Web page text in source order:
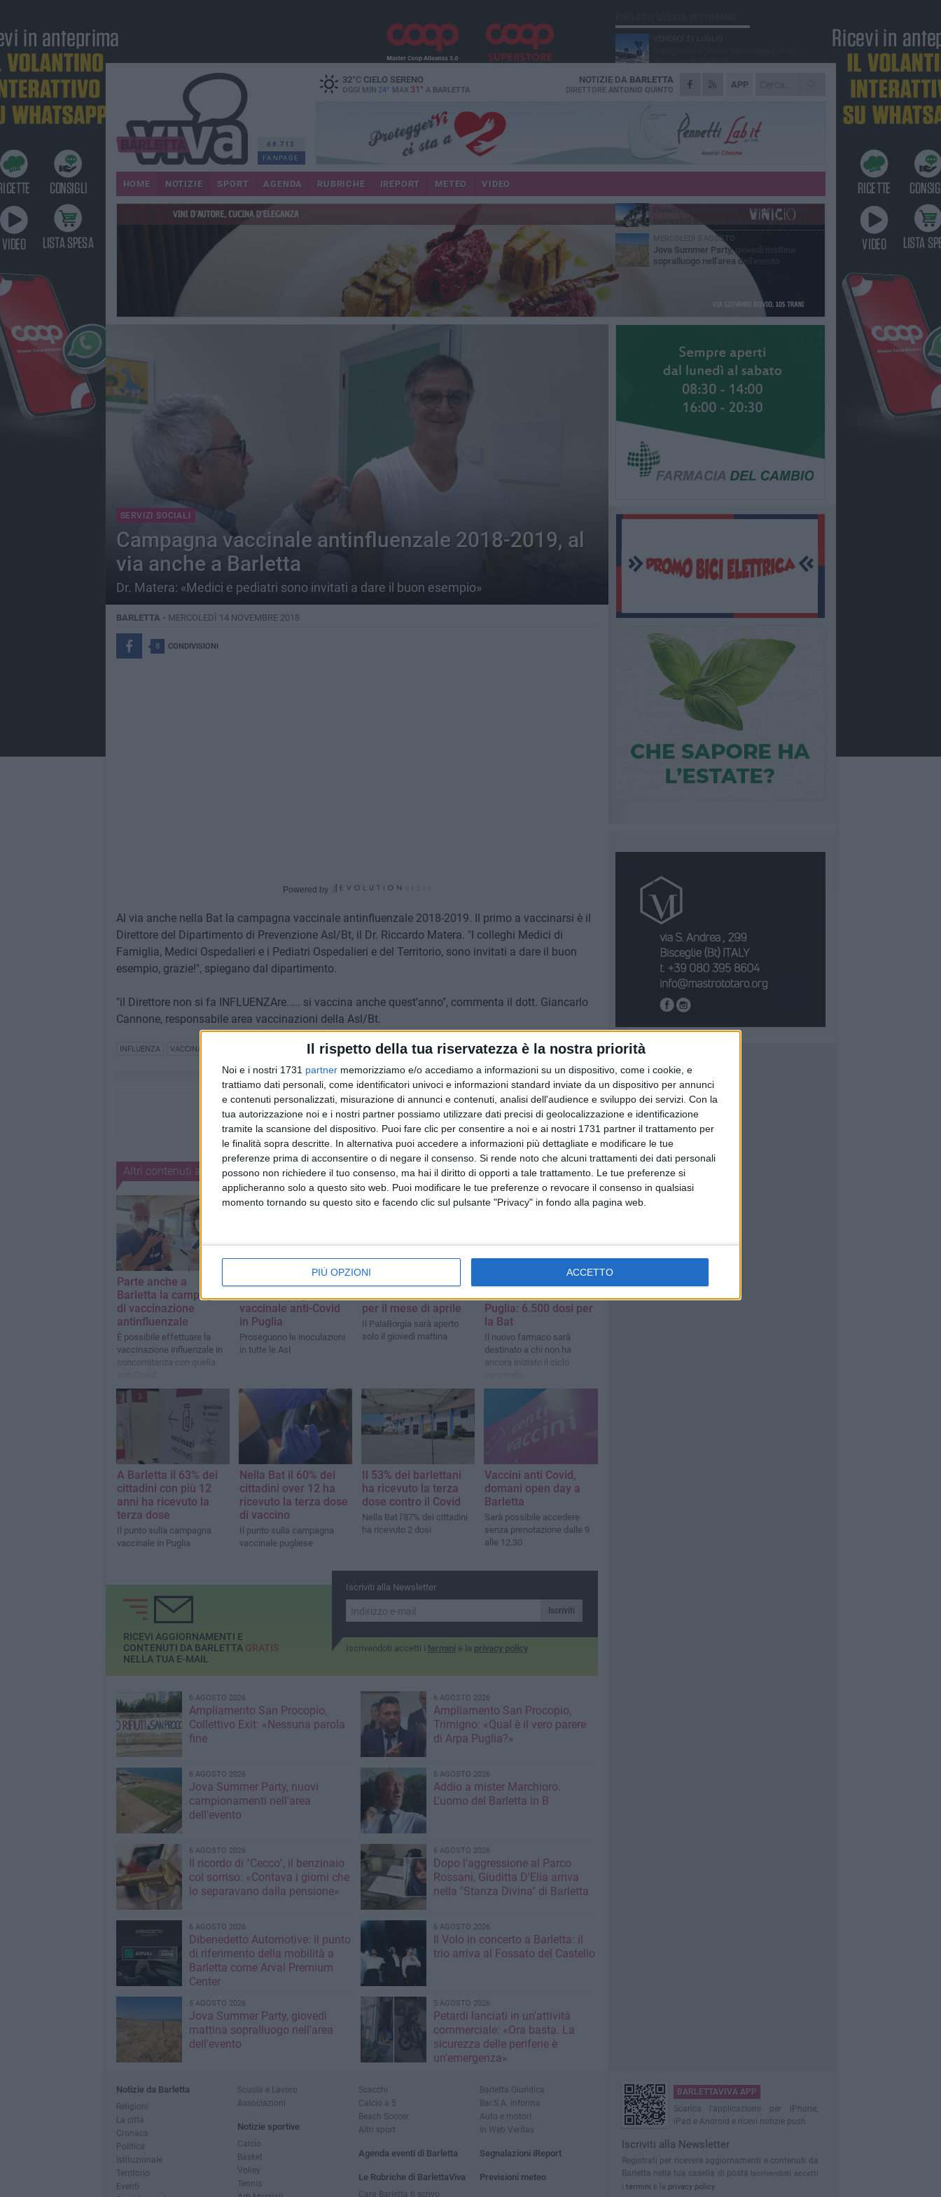
Il rispetto della tua riservatezza è la nostra priorità
Noi e i nostri 1731 partner memorizziamo e/o accediamo a informazioni su un dispositivo, come i cookie, e
trattiamo dati personali, come identificatori univoci e informazioni standard inviate da un dispositivo per annunci
e contenuti personalizzati, misurazione di annunci e contenuti, analisi dell'audience e sviluppo dei servizi. Con la
tua autorizzazione noi e i nostri partner possiamo utilizzare dati precisi di geolocalizzazione e identificazione
tramite la scansione del dispositivo. Puoi fare clic per consentire a noi e ai nostri 1731 partner il trattamento per
le finalità sopra descritte. In alternativa puoi accedere a informazioni più dettagliate e modificare le tue
preferenze prima di acconsentire o di negare il consenso. Si rende noto che alcuni trattamenti dei dati personali
possono non richiedere il tuo consenso, ma hai il diritto di opporti a tale trattamento. Le tue preferenze si
applicheranno solo a questo sito web. Puoi modificare le tue preferenze o revocare il consenso in qualsiasi
momento tornando su questo sito e facendo clic sul pulsante "Privacy" in fondo alla pagina web.
PIÙ OPZIONI ACCETTO
68.713
FANPAGE
32°CCIELO SERENO
OGGI MIN 24° MAX 31° A BARLETTA
APP
NOTIZIE DA BARLETTA
DIRETTORE ANTONIO QUINTO
HOME NOTIZIE SPORT AGENDA RUBRICHE IREPORT METEO VIDEO
SERVIZI SOCIALI
Campagna vaccinale antinfluenzale 2018-2019, al
via anche a Barletta
Dr. Matera: «Medici e pediatri sono invitati a dare il buon esempio»
BARLETTA - MERCOLEDÌ 14 NOVEMBRE 2018
8 CONDIVISIONI
Powered by
Al via anche nella Bat la campagna vaccinale antinfluenzale 2018-2019. Il primo a vaccinarsi è il
Direttore del Dipartimento di Prevenzione Asl/Bt, il Dr. Riccardo Matera. "I colleghi Medici di
Famiglia, Medici Ospedalieri e i Pediatri Ospedalieri e del Territorio, sono invitati a dare il buon
esempio, grazie!", spiegano dal dipartimento.
"il Direttore non si fa INFLUENZAre..... si vaccina anche quest'anno", commenta il dott. Giancarlo
Cannone, responsabile area vaccinazioni della Asl/Bt.
INFLUENZA VACCINAZIONI
Altri contenuti a tema
Parte anche a
Barletta la campagna
di vaccinazione
antinfluenzale
È possibile effettuare la
vaccinazione influenzale in
concomitanza con quella
sulla campagna
vaccinale anti-Covid
in Puglia
Proseguono le inoculazioni
in tutte le Asl
vaccinale di Barletta
per il mese di aprile
Il PalaBorgia sarà aperto
solo il giovedì mattina
Novavax arriva in
Puglia: 6.500 dosi per
la Bat
Il nuovo farmaco sarà
destinato a chi non ha
ancora iniziato il ciclo
A Barletta il 63% dei
cittadini con più 12
anni ha ricevuto la
terza dose
Il punto sulla campagna
vaccinale in Puglia
Nella Bat il 60% dei
cittadini over 12 ha
ricevuto la terza dose
di vaccino
Il punto sulla campagna
vaccinale pugliese
Il 53% dei barlettani
ha ricevuto la terza
dose contro il Covid
Nella Bat l'87% dei cittadini
ha ricevuto 2 dosi
Vaccini anti Covid,
domani open day a
Barletta
Sarà possibile accedere
senza prenotazione dalle 9
alle 12.30
Iscriviti alla Newsletter
Iscriviti
Iscrivendoti accetti i termini e la privacy policy
RICEVI AGGIORNAMENTI E
CONTENUTI DA BARLETTA GRATIS
NELLA TUA E-MAIL
6 AGOSTO 2026
Ampliamento San Procopio,
Collettivo Exit: «Nessuna parola
fine
6 AGOSTO 2026
Ampliamento San Procopio,
Trimigno: «Qual è il vero parere
di Arpa Puglia?»
6 AGOSTO 2026
Jova Summer Party, nuovi
campionamenti nell'area
dell'evento
6 AGOSTO 2026
Addio a mister Marchioro.
L'uomo del Barletta in B
6 AGOSTO 2026
Il ricordo di "Cecco", il benzinaio
col sorriso: «Contava i giorni che
lo separavano dalla pensione»
6 AGOSTO 2026
Dopo l'aggressione al Parco
Rossani, Giuditta D'Elia arriva
nella "Stanza Divina" di Barletta
6 AGOSTO 2026
Dibenedetto Automotive: il punto
di riferimento della mobilità a
Barletta come Arval Premium
Center
6 AGOSTO 2026
Il Volo in concerto a Barletta: il
trio arriva al Fossato del Castello
5 AGOSTO 2026
Jova Summer Party, giovedì
mattina sopralluogo nell'area
dell'evento
5 AGOSTO 2026
Petardi lanciati in un'attività
commerciale: «Ora basta. La
sicurezza delle periferie è
un'emergenza»
stazione di Barletta
MERCOLEDÌ 5 AGOSTO
Barletta piange Gioacchino Dagnello:
GIOVEDÌ 30 LUGLIO
Rapina all'Ipercoop di Barletta: nel mirino la
gioielleria, banditi in fuga
DOMENICA 2 AGOSTO
Beni confiscati alla mafia. Nasce il servizio
VENERDÌ 31 LUGLIO
Divieto di balneazione revocato, tornano
balneabili le acque antistanti il Canale H
MERCOLEDÌ 5 AGOSTO
Jova Summer Party, giovedì mattina
sopralluogo nell'area dell'evento
Notizie da Barletta
Religioni
La città
Cronaca
Politica
Istituzionale
Territorio
Eventi
Scuola e Lavoro
Associazioni
Notizie sportive
Calcio
Basket
Volley
Tennis
Scacchi
Calcio a 5
Beach Soccer
Altri sport
Agenda eventi di Barletta
Le Rubriche di BarlettaViva
Cara Barletta ti scrivo
Barletta Giuridica
Bar.S.A. informa
Auto e motori
In Web Veritas
Segnalazioni iReport
Previsioni meteo
BARLETTAVIVA APP
Scarica l'applicazione per iPhone,
iPad e Android e ricevi notizie push
Iscriviti alla Newsletter
Registrati per ricevere aggiornamenti e contenuti da
Barletta nella tua casella di posta Iscrivendoti accetti
i termini e la privacy policy